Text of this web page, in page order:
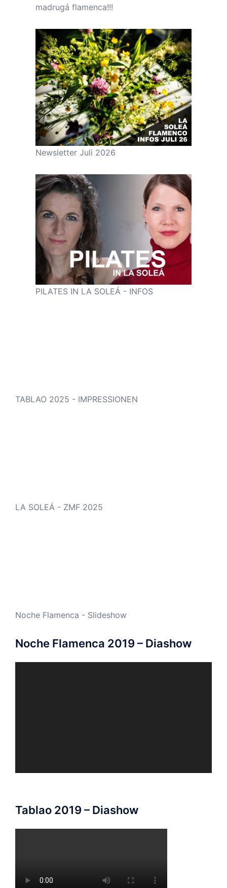
madrugá flamenca!!!
Newsletter Juli 2026
PILATES IN LA SOLEÁ - INFOS
TABLAO 2025 - IMPRESSIONEN
LA SOLEÁ - ZMF 2025
Noche Flamenca - Slideshow
Noche Flamenca 2019 – Diashow
Tablao 2019 – Diashow